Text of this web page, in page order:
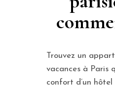
Trouvez un
vacances à Paris
confort d’un